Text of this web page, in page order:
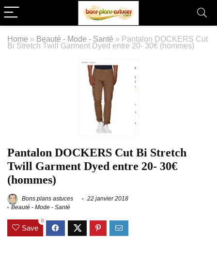
Home » Beauté - Mode - Santé » Pantalon DOCKERS Cut
Bi Stretch Twill Garment Dyed entre 20- 30€ (hommes)
Pantalon DOCKERS Cut Bi Stretch
Twill Garment Dyed entre 20- 30€
(hommes)
Bons plans astuces
22 janvier 2018
Beauté - Mode - Santé
Save
0